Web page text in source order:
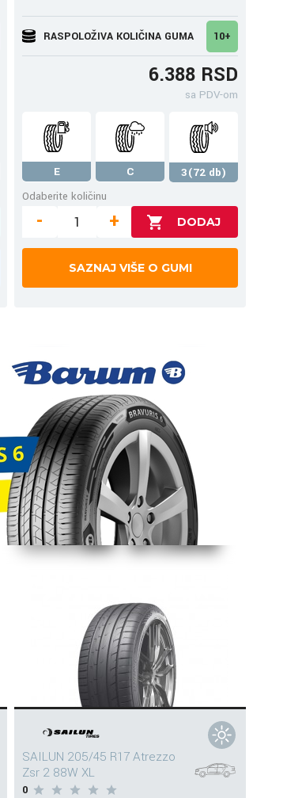
RASPOLOŽIVA KOLIČINA GUMA 10+
6.388 RSD
sa PDV-om
E C
3(72 db)
Odaberite količinu
- +
SAZNAJ VIŠE O GUMI
SAILUN 205/45 R17 Atrezzo
Zsr 2 88W XL
0